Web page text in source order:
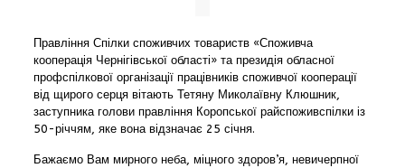
Правління Спілки споживчих товариств «Споживча
кооперація Чернігівської області» та президія обласної
профспілкової організації працівників споживчої кооперації
від щирого серця вітають Тетяну Миколаївну Клюшник,
заступника голови правління Коропської райспоживспілки із
50-річчям, яке вона відзначає 25 січня.
Бажаємо Вам мирного неба, міцного здоров’я, невичерпної